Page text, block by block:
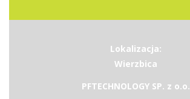
Lokalizacja:
Wierzbica
PFTECHNOLOGY SP. z o.o.